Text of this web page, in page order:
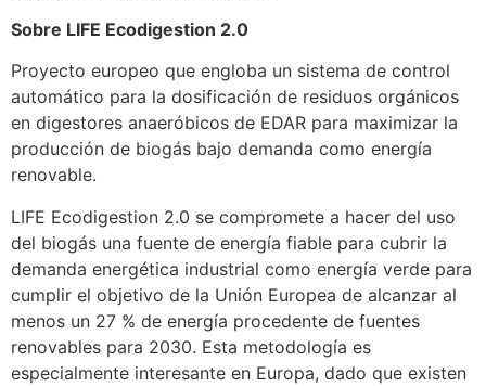
Sobre LIFE Ecodigestion 2.0
Proyecto europeo que engloba un sistema de control
automático para la dosificación de residuos orgánicos
en digestores anaeróbicos de EDAR para maximizar la
producción de biogás bajo demanda como energía
renovable.
LIFE Ecodigestion 2.0 se compromete a hacer del uso
del biogás una fuente de energía fiable para cubrir la
demanda energética industrial como energía verde para
cumplir el objetivo de la Unión Europea de alcanzar al
menos un 27 % de energía procedente de fuentes
renovables para 2030. Esta metodología es
especialmente interesante en Europa, dado que existen